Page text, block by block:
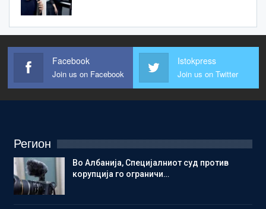
Facebook
Join us on Facebook
Istokpress
Join us on Twitter
Регион
Во Албанија, Специјалниот суд против
корупција го ограничи…